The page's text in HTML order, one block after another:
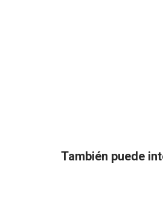
También puede